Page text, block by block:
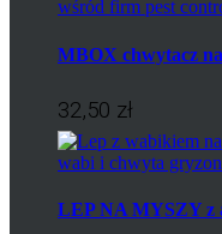
MBOX chwytacz
32,50 zł
LEP NA MYSZY z